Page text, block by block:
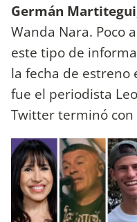
Germán
Wanda Nara. Poco
este tipo de
la fecha de estreno
fue el periodista
Twitter terminó